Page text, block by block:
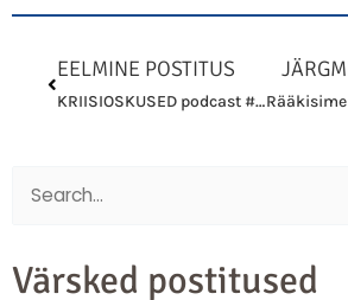
EELMINE POSTITUS
KRIISIOSKUSED podcast #5 – Elari Kasemets Tallinna elanike kaitsest
Search
Värsked postitused